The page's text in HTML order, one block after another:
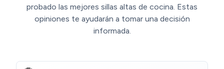
probado las mejores sillas altas de cocina. Estas
opiniones te ayudarán a tomar una decisión
informada.